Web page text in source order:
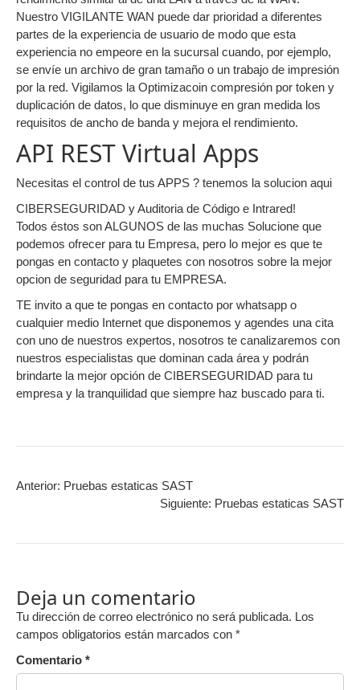
Nuestro VIGILANTE WAN puede dar prioridad a diferentes
partes de la experiencia de usuario de modo que esta
experiencia no empeore en la sucursal cuando, por ejemplo,
se envíe un archivo de gran tamaño o un trabajo de impresión
por la red. Vigilamos la Optimizacoin compresión por token y
duplicación de datos, lo que disminuye en gran medida los
requisitos de ancho de banda y mejora el rendimiento.
API REST Virtual Apps
Necesitas el control de tus APPS ? tenemos la solucion aqui
CIBERSEGURIDAD y Auditoria de Código e Intrared!
Todos éstos son ALGUNOS de las muchas Solucione que
podemos ofrecer para tu Empresa, pero lo mejor es que te
pongas en contacto y plaquetes con nosotros sobre la mejor
opcion de seguridad para tu EMPRESA.
TE invito a que te pongas en contacto por whatsapp o
cualquier medio Internet que disponemos y agendes una cita
con uno de nuestros expertos, nosotros te canalizaremos con
nuestros especialistas que dominan cada área y podrán
brindarte la mejor opción de CIBERSEGURIDAD para tu
empresa y la tranquilidad que siempre haz buscado para ti.
Anterior: Pruebas estaticas SAST
Siguiente: Pruebas estaticas SAST
Deja un comentario
Tu dirección de correo electrónico no será publicada. Los
campos obligatorios están marcados con *
Comentario *